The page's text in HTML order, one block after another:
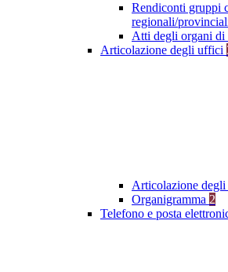
Rendiconti gruppi
regionali/
Atti degli organi di
Articolazione degli uffici
Articolazione
Organigramma 2
Telefono e posta